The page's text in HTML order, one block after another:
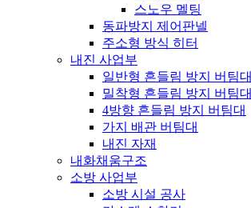
스노우 멜팅
동파방지 제어판넬
주소형 방식 히터
내진 사업부
일반형 흔들림 방지 버팀대
밀착형 흔들림 방지 버팀대
4방향 흔들림 방지 버팀대
가지 배관 버팀대
내진 자재
내화채움구조
소방 사업부
소방 시설 공사